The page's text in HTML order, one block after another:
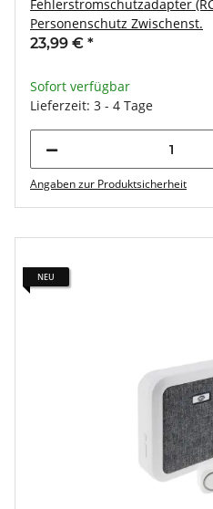
Fehlerstromschutzadapter
Personenschutz Zwischenst.
23,99 € *
Sofort verfügbar
Lieferzeit: 3 - 4 Tage
Angaben zur Produktsicherheit
NEU